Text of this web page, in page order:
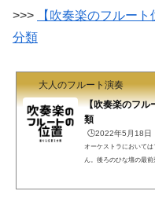
>>>
【吹奏楽のフルー
分類
大人のフルート演奏
【吹奏楽のフル
類
🕒️2022年5月18日
オーケストラにおいて
ん。後ろのひな壇の最